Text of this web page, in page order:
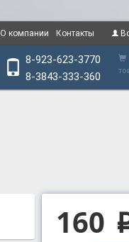
О компании Контакты
8-923-623-3770
8-3843-333-360
160